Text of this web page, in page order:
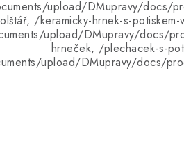
upload/DMupravy/docs/
/keramicky-hrnek-s-
upload/DMupravy/docs/
hrneček, /plechacek-s-
upload/DMupravy/docs/